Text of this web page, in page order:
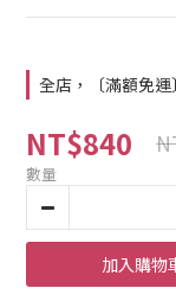
全店，〔滿額免
NT$840
數量
加入購物